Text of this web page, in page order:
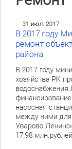
31 июл. 2017
В 2017 году
ремонт
района
В 2017 году
хозяйства РК
водоснабжения
насосная
между ними для
Уварово
17,98